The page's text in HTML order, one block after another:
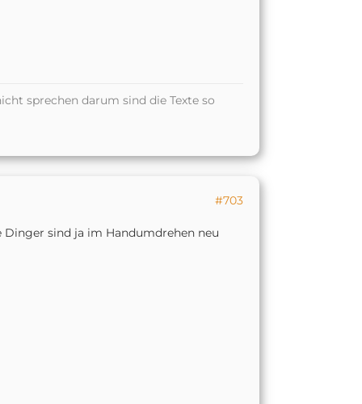
sprechen darum sind die Texte so
#703
Dinger sind ja im Handumdrehen neu